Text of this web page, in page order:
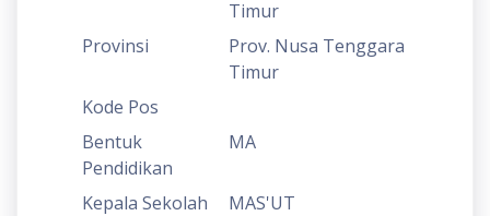
Timur
Provinsi
Prov. Nusa Tenggara
Timur
Kode Pos
Bentuk
Pendidikan
MA
Kepala Sekolah
MAS'UT